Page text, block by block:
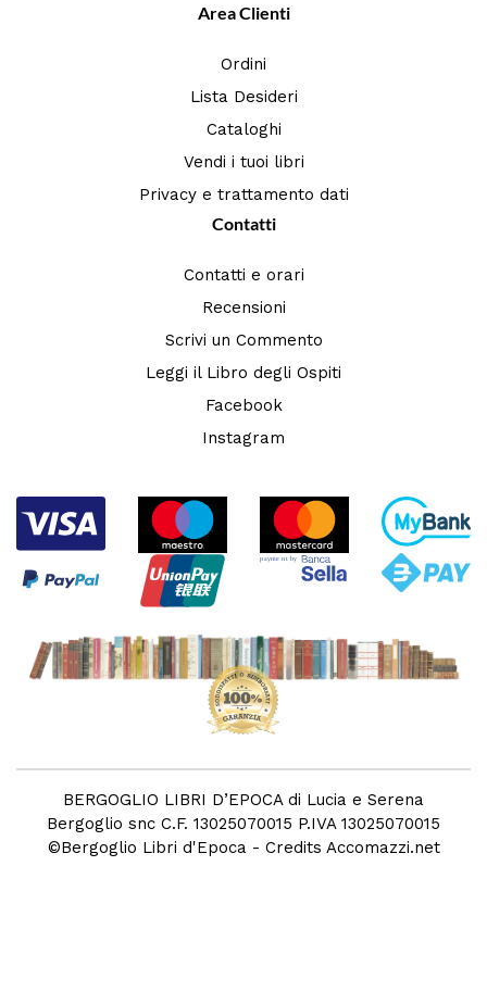
Area Clienti
Ordini
Lista Desideri
Cataloghi
Vendi i tuoi libri
Privacy e trattamento dati
Contatti
Contatti e orari
Recensioni
Scrivi un Commento
Leggi il Libro degli Ospiti
Facebook
Instagram
BERGOGLIO LIBRI D’EPOCA di Lucia e Serena
Bergoglio snc C.F. 13025070015 P.IVA 13025070015
©Bergoglio Libri d'Epoca - Credits Accomazzi.net